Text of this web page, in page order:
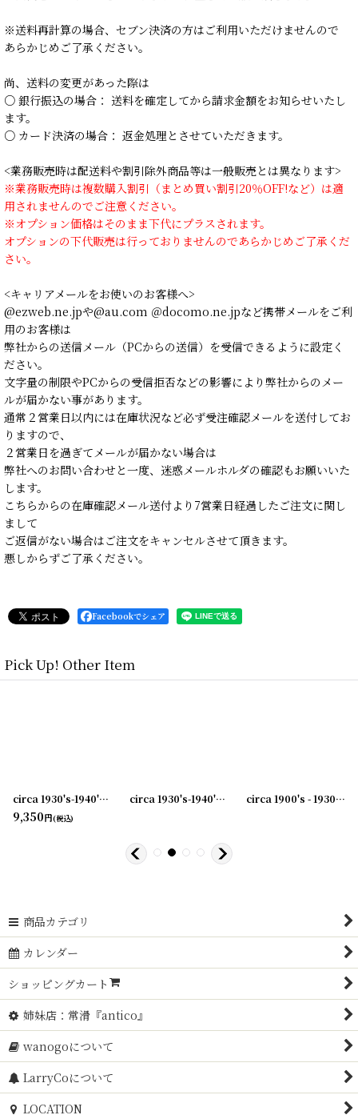
※送料再計算の場合、セブン決済の方はご利用いただけませんので
あらかじめご了承ください。
尚、送料の変更があった際は
○ 銀行振込の場合： 送料を確定してから請求金額をお知らせいたし
ます。
○ カード決済の場合： 返金処理とさせていただきます。
<業務販売時は配送料や割引除外商品等は一般販売とは異なります>
※業務販売時は複数購入割引（まとめ買い割引20％OFF!など）は適
用されませんのでご注意ください。
※オプション価格はそのまま下代にプラスされます。
オプションの下代販売は行っておりませんのであらかじめご了承くだ
さい。
<キャリアメールをお使いのお客様へ>
@ezweb.ne.jpや@au.com ＠docomo.ne.jpなど携帯メールをご利
用のお客様は
弊社からの送信メール（PCからの送信）を受信できるように設定く
ださい。
文字量の制限やPCからの受信拒否などの影響により弊社からのメー
ルが届かない事があります。
通常２営業日以内には在庫状況など必ず受注確認メールを送付してお
りますので、
２営業日を過ぎてメールが届かない場合は
弊社へのお問い合わせと一度、迷惑メールホルダの確認もお願いいた
します。
こちらからの在庫確認メール送付より7営業日経過したご注文に関し
まして
ご返信がない場合はご注文をキャンセルさせて頂きます。
悪しからずご了承ください。
Facebookでシェア
Pick Up! Other Item
05] [20240603-06]
circa 1930's-1940's Advertising Bill Hook ROSE CITY... アドバタイジング フック 伝票ホルダー
9,350円(税込)
circa 1930's-1940's Advertising Bill Hook A.B.BLOMQUIST &CO... アドバタイジング フック 伝票ホルダー circa 1900's - 1930's Advertising Clip CANVAS PRODUCTS CO...アドバタイジング クリップ
商品カテゴリ
カレンダー
ショッピングカート
姉妹店：常滑『antico』
wanogoについて
LarryCoについて
LOCATION